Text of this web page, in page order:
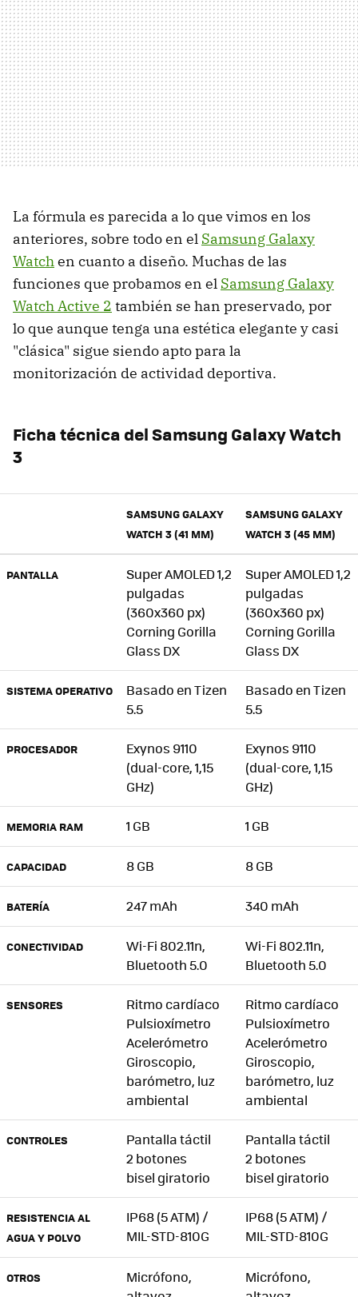
La fórmula es parecida a lo que vimos en los
anteriores, sobre todo en el Samsung Galaxy
Watch en cuanto a diseño. Muchas de las
funciones que probamos en el Samsung Galaxy
Watch Active 2 también se han preservado, por
lo que aunque tenga una estética elegante y casi
"clásica" sigue siendo apto para la
monitorización de actividad deportiva.
Ficha técnica del Samsung Galaxy Watch
3
SAMSUNG GALAXY
WATCH 3 (41 MM)
SAMSUNG GALAXY
WATCH 3 (45 MM)
PANTALLA
Super AMOLED 1,2
pulgadas
(360x360 px)
Corning Gorilla
Glass DX
Super AMOLED 1,2
pulgadas
(360x360 px)
Corning Gorilla
Glass DX
SISTEMA OPERATIVO
Basado en Tizen
5.5
Basado en Tizen
5.5
PROCESADOR
Exynos 9110
(dual-core, 1,15
GHz)
Exynos 9110
(dual-core, 1,15
GHz)
MEMORIA RAM 1 GB 1 GB
CAPACIDAD 8 GB 8 GB
BATERÍA 247 mAh 340 mAh
CONECTIVIDAD
Wi-Fi 802.11n,
Bluetooth 5.0
Wi-Fi 802.11n,
Bluetooth 5.0
SENSORES
Ritmo cardíaco
Pulsioxímetro
Acelerómetro
Giroscopio,
barómetro, luz
ambiental
Ritmo cardíaco
Pulsioxímetro
Acelerómetro
Giroscopio,
barómetro, luz
ambiental
CONTROLES
Pantalla táctil
2 botones
bisel giratorio
Pantalla táctil
2 botones
bisel giratorio
RESISTENCIA AL
AGUA Y POLVO
IP68 (5 ATM) /
MIL-STD-810G
IP68 (5 ATM) /
MIL-STD-810G
OTROS
Micrófono,
Micrófono,